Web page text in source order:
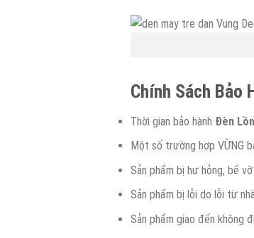
Chính Sách Bảo
Thời gian bảo hành Đèn
Một số trường hợp VỪNG
Sản phẩm bị hư hỏng, bể
Sản phẩm bị lỗi do lỗi từ
Sản phẩm giao đến không